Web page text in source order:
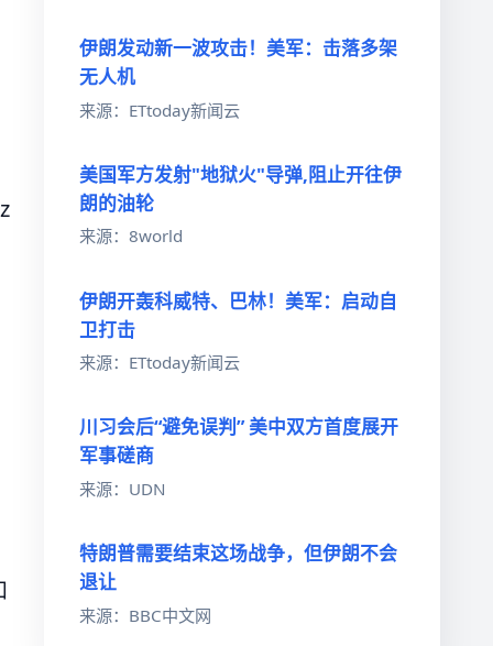
伊朗发动新一波攻击！美军：击落多架
无人机
来源：ETtoday新闻云
美国军方发射"地狱火"导弹,阻止开往伊
朗的油轮
来源：8world
伊朗开轰科威特、巴林！美军：启动自
卫打击
来源：ETtoday新闻云
川习会后“避免误判” 美中双方首度展开
军事磋商
来源：UDN
特朗普需要结束这场战争，但伊朗不会
退让
来源：BBC中文网